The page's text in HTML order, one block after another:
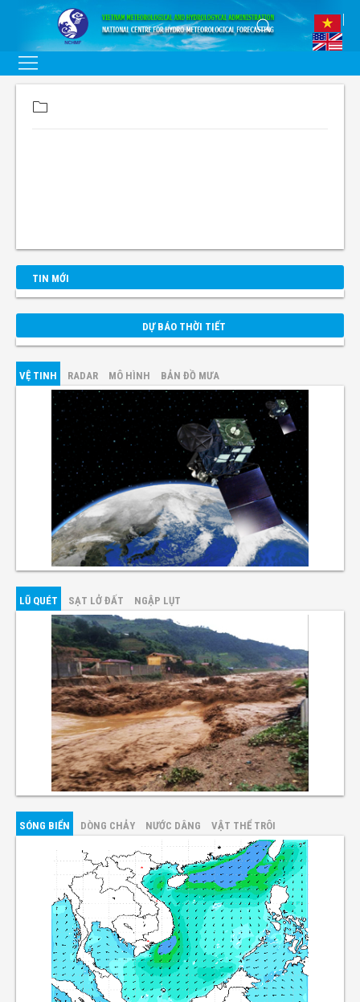
TIN MỚI
DỰ BÁO THỜI TIẾT
VỆ TINH RADAR MÔ HÌNH BẢN ĐỒ MƯA
LŨ QUÉT SẠT LỞ ĐẤT NGẬP LỤT
SÓNG BIỂN DÒNG CHẢY NƯỚC DÂNG VẬT THỂ TRÔI